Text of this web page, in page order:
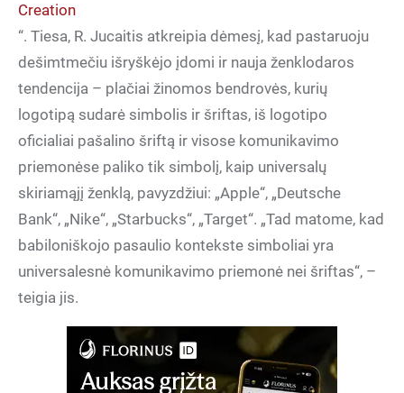
Creation
“. Tiesa, R. Jucaitis atkreipia dėmesį, kad pastaruoju
dešimtmečiu išryškėjo įdomi ir nauja ženklodaros
tendencija – plačiai žinomos bendrovės, kurių
logotipą sudarė simbolis ir šriftas, iš logotipo
oficialiai pašalino šriftą ir visose komunikavimo
priemonėse paliko tik simbolį, kaip universalų
skiriamąjį ženklą, pavyzdžiui: „Apple“, „Deutsche
Bank“, „Nike“, „Starbucks“, „Target“. „Tad matome, kad
babiloniškojo pasaulio kontekste simboliai yra
universalesnė komunikavimo priemonė nei šriftas“, –
teigia jis.